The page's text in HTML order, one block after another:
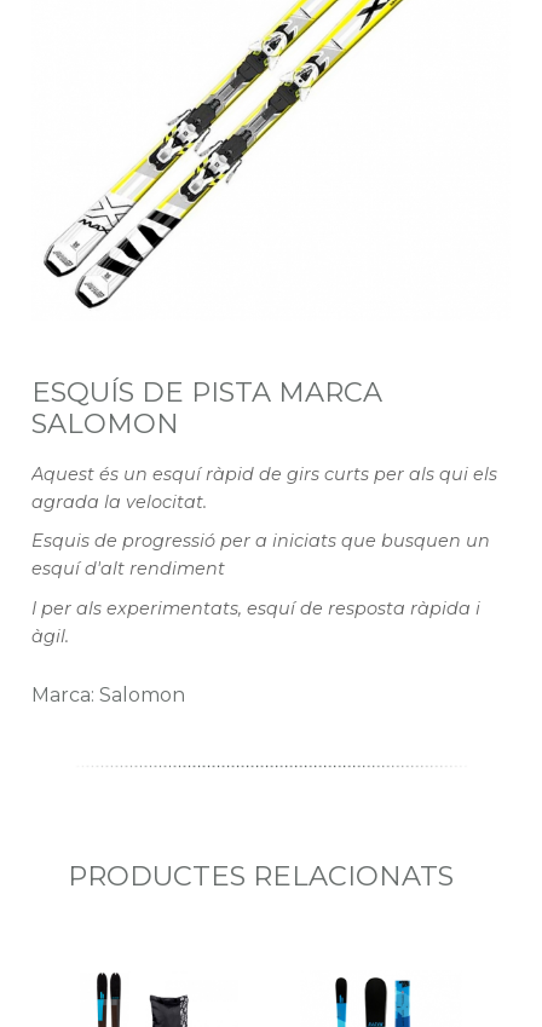
ESQUÍS DE PISTA MARCA
SALOMON
Marca: Salomon
Aquest és un esquí ràpid de girs curts per als qui els
agrada la velocitat.
Esquis de progressió per a iniciats que busquen un
esquí d'alt rendiment
I per als experimentats, esquí de resposta ràpida i
àgil.
PRODUCTES RELACIONATS